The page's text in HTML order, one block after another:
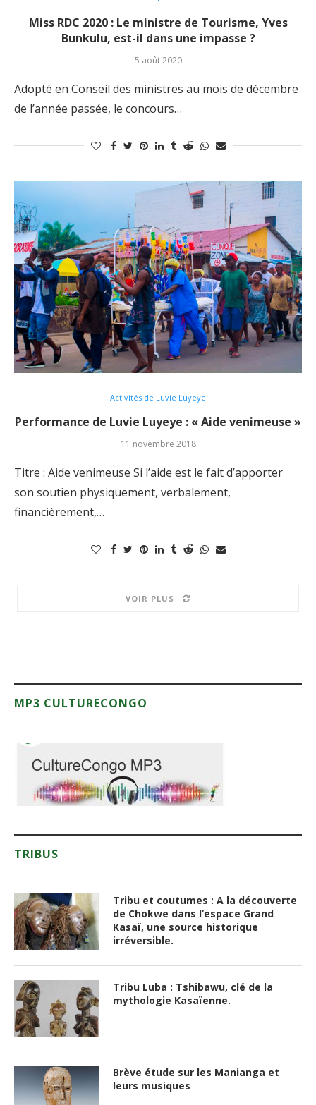
Miss RDC 2020 : Le ministre de Tourisme, Yves
Bunkulu, est-il dans une impasse ?
5 août 2020
Adopté en Conseil des ministres au mois de décembre
de l’année passée, le concours…
Activités de Luvie Luyeye
Performance de Luvie Luyeye : « Aide venimeuse »
11 novembre 2018
Titre : Aide venimeuse Si l’aide est le fait d’apporter
son soutien physiquement, verbalement,
financièrement,…
VOIR PLUS
MP3 CULTURECONGO
TRIBUS
Tribu et coutumes : A la découverte
de Chokwe dans l’espace Grand
Kasaï, une source historique
irréversible.
Tribu Luba : Tshibawu, clé de la
mythologie Kasaïenne.
Brève étude sur les Manianga et
leurs musiques